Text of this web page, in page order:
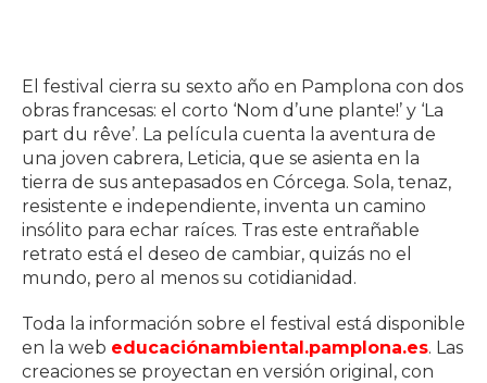
El festival cierra su sexto año en Pamplona con dos
obras francesas: el corto ‘Nom d’une plante!’ y ‘La
part du rêve’. La película cuenta la aventura de
una joven cabrera, Leticia, que se asienta en la
tierra de sus antepasados en Córcega. Sola, tenaz,
resistente e independiente, inventa un camino
insólito para echar raíces. Tras este entrañable
retrato está el deseo de cambiar, quizás no el
mundo, pero al menos su cotidianidad.
Toda la información sobre el festival está disponible
en la web educaciónambiental.pamplona.es. Las
creaciones se proyectan en versión original, con